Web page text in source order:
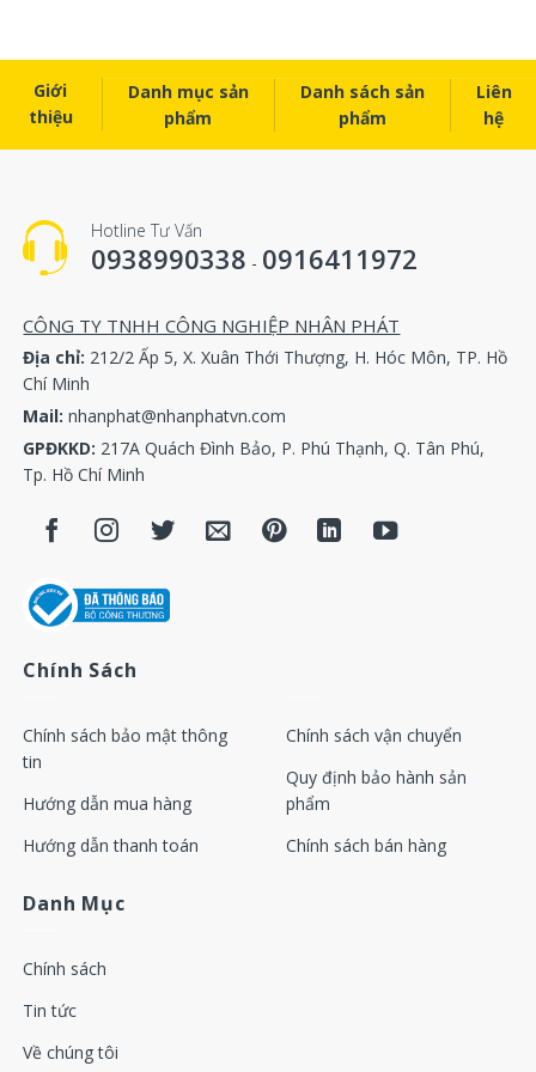
2901029850/1613900800/2901029801 GA5.5-7.5
2901000201/1613756884 GA11-22
2901021100/1613814482/1613814400 GA30-45
2901146300 GA75+
2906095800 GA110
2901044800 GA55-110C
2906095700
2906009700
NO Model Description P/N
3
6 Check valve kit
2901021200
Oil stop valve kit
8
kit
2901021100
9
10
11
12
Giới
thiệu
Danh mục sản
phẩm
Danh sách sản
phẩm
Liên
hệ
Hotline Tư Vấn
0938990338 - 0916411972
CÔNG TY TNHH CÔNG NGHIỆP NHÂN PHÁT
Địa chỉ: 212/2 Ấp 5, X. Xuân Thới Thượng, H. Hóc Môn, TP. Hồ
Chí Minh
Mail:nhanphat@nhanphatvn.com
GPĐKKD: 217A Quách Đình Bảo, P. Phú Thạnh, Q. Tân Phú,
Tp. Hồ Chí Minh
Chính Sách
Chính sách bảo mật thông
tin
Hướng dẫn mua hàng
Hướng dẫn thanh toán
Chính sách vận chuyển
Quy định bảo hành sản
phẩm
Chính sách bán hàng
Danh Mục
Chính sách
Tin tức
Về chúng tôi